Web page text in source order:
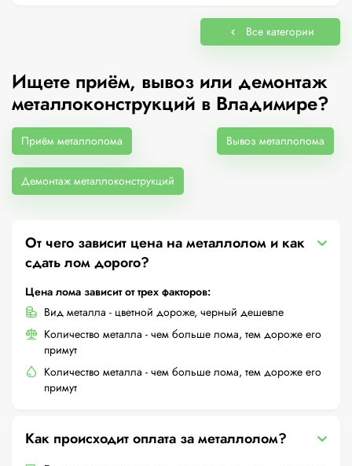
Все категории
Ищете приём, вывоз или демонтаж
металлоконструкций в Владимире?
Приём металлолома Вывоз металлолома
Демонтаж металлоконструкций
От чего зависит цена на металлолом и как
сдать лом дорого?
Цена лома зависит от трех факторов:
Вид металла - цветной дороже, черный дешевле
Количество металла - чем больше лома, тем дороже его
примут
Количество металла - чем больше лома, тем дороже его
примут
Как происходит оплата за металлолом?